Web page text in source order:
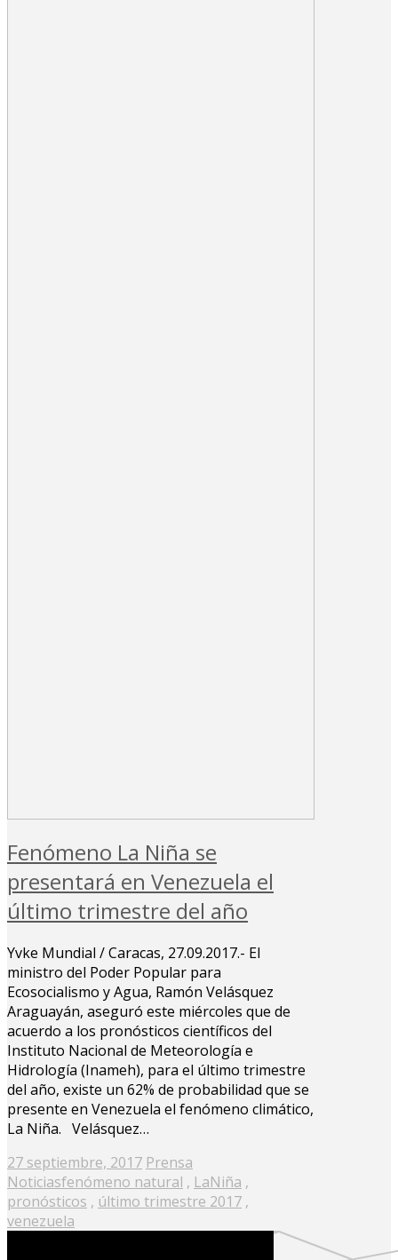
Fenómeno La Niña se
presentará en Venezuela el
último trimestre del año
Yvke Mundial / Caracas, 27.09.2017.- El
ministro del Poder Popular para
Ecosocialismo y Agua, Ramón Velásquez
Araguayán, aseguró este miércoles que de
acuerdo a los pronósticos científicos del
Instituto Nacional de Meteorología e
Hidrología (Inameh), para el último trimestre
del año, existe un 62% de probabilidad que se
presente en Venezuela el fenómeno climático,
La Niña. Velásquez…
Posted
on
27 septiembre, 2017 Prensa
Noticiasfenómeno natural , LaNiña ,
pronósticos , último trimestre 2017 ,
venezuela